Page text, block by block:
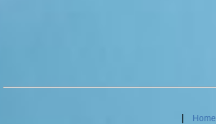
| Home